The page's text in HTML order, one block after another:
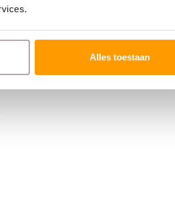
Alles toestaan